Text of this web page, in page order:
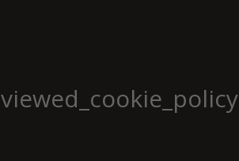
viewed_cookie_policy